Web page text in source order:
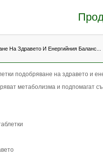
На Здравето И Енергийния Баланс...
подобряване на здравето и
метаболизма и подпомагат